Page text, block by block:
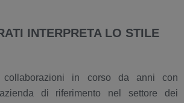
INTERPRETA LO STILE
collaborazioni in corso da anni con
di riferimento nel settore dei